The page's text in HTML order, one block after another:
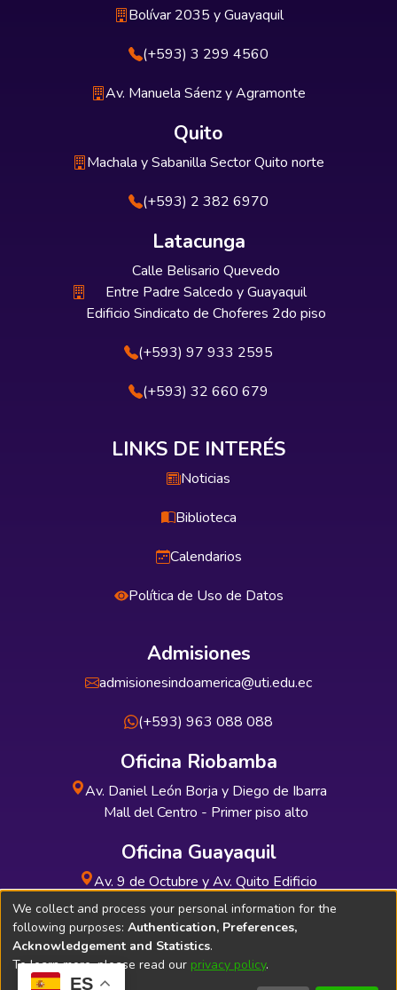
ES
Bolívar 2035 y Guayaquil
(+593) 3 299 4560
Av. Manuela Sáenz y Agramonte
Quito
Machala y Sabanilla Sector Quito norte
(+593) 2 382 6970
Latacunga
Calle Belisario Quevedo
Entre Padre Salcedo y Guayaquil
Edificio Sindicato de Choferes 2do piso
(+593) 97 933 2595
(+593) 32 660 679
LINKS DE INTERÉS
Noticias
Biblioteca
Calendarios
Política de Uso de Datos
Admisiones
admisionesindoamerica@uti.edu.ec
(+593) 963 088 088
Oficina Riobamba
Av. Daniel León Borja y Diego de Ibarra
Mall del Centro - Primer piso alto
Oficina Guayaquil
Av. 9 de Octubre y Av. Quito Edificio
INDUAUTO - Planta baja
We collect and process your personal information for the
following purposes: Authentication, Preferences,
Acknowledgement and Statistics.
To learn more, please read our privacy policy.